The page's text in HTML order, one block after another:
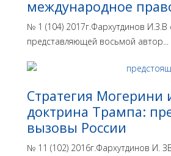
международное
№ 1 (104) 2017г.Фархутдинов И.З.В
представляющей восьмой автор...
Стратегия Могерини
доктрина Трампа:
вызовы России
№ 11 (102) 2016г.Фархутдинов И.